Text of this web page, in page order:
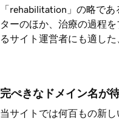
「rehabilitation」の略であ
ターのほか、治療の過程
るサイト運営者にも適し
完ぺきなドメイン名が
当サイトでは何百もの新